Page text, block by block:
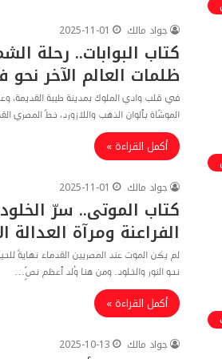
جواد مالك
2025-11-01
كتاب البوابات.. رحلة
ظلمات العالم الآخر نحو
في قلب وادي الملوك بمدينة طيبة القديمة،
الموشّاة بألوان الذهب واللازورد، خطّ المصري
أكمل القراءة »
جواد مالك
2025-11-01
كتاب الموتى.. سرّ
الفراعنة ومرآة العدالة
لم يكن الموت عند المصريين القدماء نهايةً
نحو النور والخلود. ومن هنا وُلد أعظم نصٍّ…
أكمل القراءة »
جواد مالك
2025-10-13